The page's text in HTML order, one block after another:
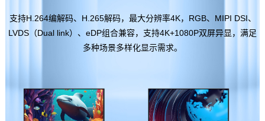
支持H.264编解码、H.265解码，最大分辨率4K，RGB、MIPI DSI、
LVDS（Dual link）、eDP组合兼容，支持4K+1080P双屏异显，满足
多种场景多样化显示需求。